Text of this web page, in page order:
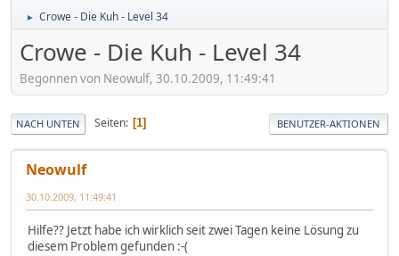
► Crowe - Die Kuh - Level 34
Crowe - Die Kuh - Level 34
Begonnen von Neowulf, 30.10.2009, 11:49:41
NACH UNTEN Seiten 1 BENUTZER-AKTIONEN
Neowulf
30.10.2009, 11:49:41
Hilfe?? Jetzt habe ich wirklich seit zwei Tagen keine Lösung zu
diesem Problem gefunden :-(